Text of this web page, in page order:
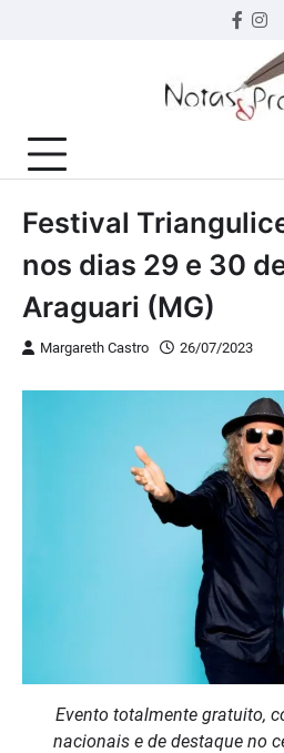
Festival
nos dias 29 e 30
Araguari (MG)
Margareth Castro 26/07/2023
Evento totalmente gratuito,
nacionais e de destaque no